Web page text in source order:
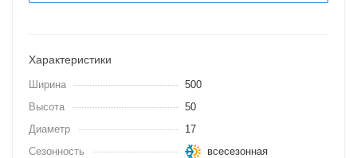
Характеристики
Ширина
500
Высота
50
Диаметр
17
Сезонность
всесезонная